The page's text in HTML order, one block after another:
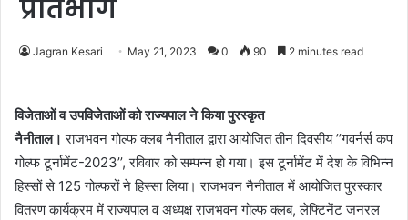
प्रतिभाग
Jagran Kesari May 21, 2023 0 90 2 minutes read
विजेताओं व उपविजेताओं को राज्यपाल ने किया पुरस्कृत
नैनीताल। राजभवन गोल्फ क्लब नैनीताल द्वारा आयोजित तीन दिवसीय ’’गवर्नर्स कप
गोल्फ टूर्नामेंट-2023’’, रविवार को सम्पन्न हो गया। इस टूर्नामेंट में देश के विभिन्न
हिस्सों से 125 गोल्फरों ने हिस्सा लिया। राजभवन नैनीताल में आयोजित पुरस्कार
वितरण कार्यक्रम में राज्यपाल व अध्यक्ष राजभवन गोल्फ क्लब, लेफ्टिनेंट जनरल